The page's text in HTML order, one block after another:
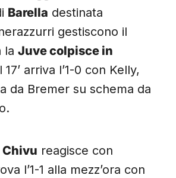
Barella destinata
gestiscono il
la Juve colpisce in
17’ arriva l’1-0 con Kelly,
da Bremer su schema da
Chivu reagisce con
l’1-1 alla mezz’ora con